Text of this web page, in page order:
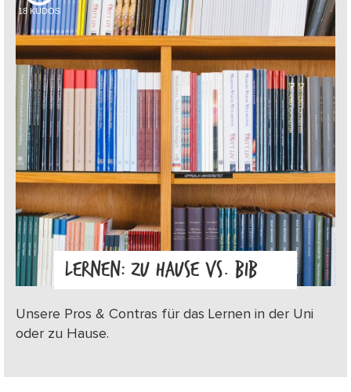
18 KUDOS
LERNEN: ZU HAUSE VS. BIB
Unsere Pros & Contras für das Lernen in der Uni
oder zu Hause.